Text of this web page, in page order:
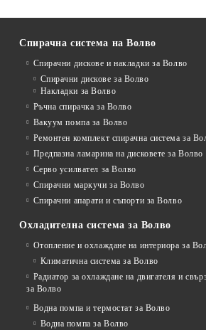
Спирачна система на Волво
Спирачни дискове и накладки за Волво
Спирачни дискове за Волво
Накладки за Волво
Ръчна спирачка за Волво
Вакуум помпа за Волво
Ремонтен комплект спирачна система за
Предпазна ламарина на дисковете за Волво
Серво усилвател за Волво
Спирачни маркучи за Волво
Спирачни апарати и съпорти за Волво
Охладителна система за Волво
Отопление и охлаждане на интериора за
Климатична система за Волво
Радиатор за охлаждане на двигателя и
за Волво
Водна помпа и термостат за Волво
Водна помпа за Волво